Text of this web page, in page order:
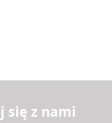
się z nami